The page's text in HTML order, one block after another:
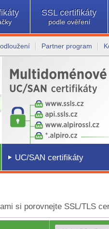
SSL certifikáty
podle ověření
Partner program
UC/SAN certifikáty
si porovnejte SSL/TLS